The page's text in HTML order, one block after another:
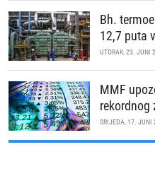
Bh.
12,7 puta
UTORAK, 23. JUNI
MMF
rekordnog
SRIJEDA, 17. JUNI